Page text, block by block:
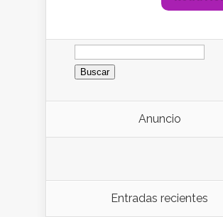
Buscar:
Anuncio
Entradas recientes